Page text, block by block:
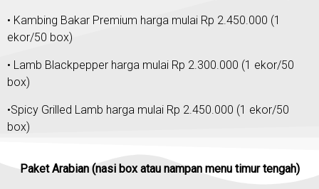
• Kambing Bakar Premium harga mulai Rp 2.450.000 (1
ekor/50 box)
• Lamb Blackpepper harga mulai Rp 2.300.000 (1 ekor/50
box)
•Spicy Grilled Lamb harga mulai Rp 2.450.000 (1 ekor/50
box)
Paket Arabian (nasi box atau nampan menu timur tengah)